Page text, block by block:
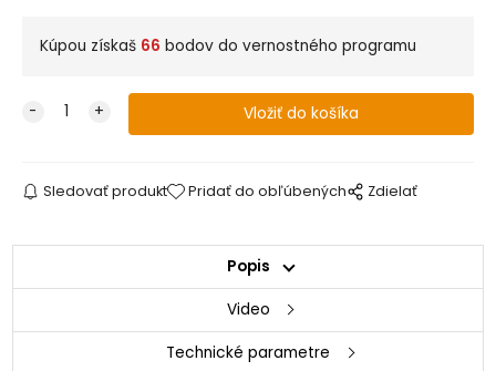
Kúpou získaš 66 bodov do vernostného programu
Sledovať produkt Pridať do obľúbených Zdielať
Popis
Video
Technické parametre